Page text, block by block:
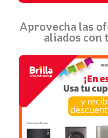
Aprovecha las
aliados